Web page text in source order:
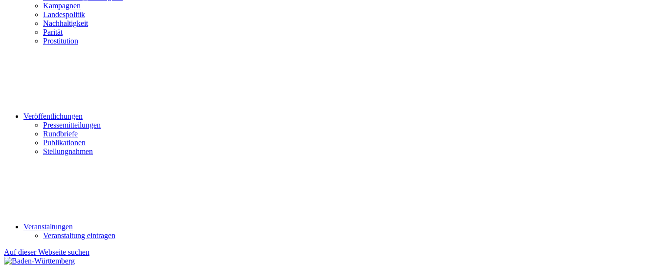
Kampagnen
Landespolitik
Nachhaltigkeit
Parität
Prostitution
Veröffentlichungen
Pressemitteilungen
Rundbriefe
Publikationen
Stellungnahmen
Veranstaltungen
Veranstaltung eintragen
Auf dieser Webseite suchen